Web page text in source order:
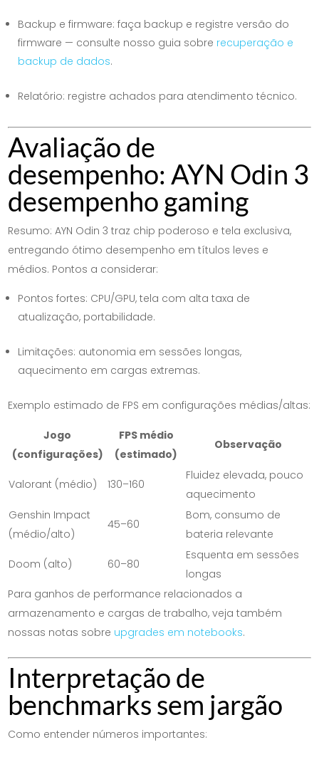
Backup e firmware: faça backup e registre versão do
firmware — consulte nosso guia sobre recuperação e
backup de dados.
Relatório: registre achados para atendimento técnico.
Avaliação de
desempenho: AYN Odin 3
desempenho gaming
Resumo: AYN Odin 3 traz chip poderoso e tela exclusiva,
entregando ótimo desempenho em títulos leves e
médios. Pontos a considerar:
Pontos fortes: CPU/GPU, tela com alta taxa de
atualização, portabilidade.
Limitações: autonomia em sessões longas,
aquecimento em cargas extremas.
Exemplo estimado de FPS em configurações médias/altas:
Jogo
(configurações)
FPS médio
(estimado)
Observação
Valorant (médio) 130–160
Fluidez elevada, pouco
aquecimento
Genshin Impact
(médio/alto)
45–60
Bom, consumo de
bateria relevante
Doom (alto) 60–80
Esquenta em sessões
longas
Para ganhos de performance relacionados a
armazenamento e cargas de trabalho, veja também
nossas notas sobre upgrades em notebooks.
Interpretação de
benchmarks sem jargão
Como entender números importantes: